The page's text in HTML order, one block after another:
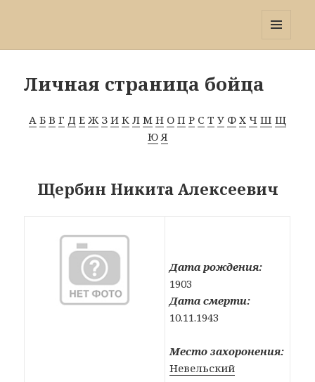
Личная страница бойца
А Б В Г Д Е Ж З И К Л М Н О П Р С Т У Ф Х Ч Ш Щ
Ю Я
Щербин Никита Алексеевич
Дата рождения:
1903
Дата смерти:
10.11.1943
Место захоронения:
Невельский